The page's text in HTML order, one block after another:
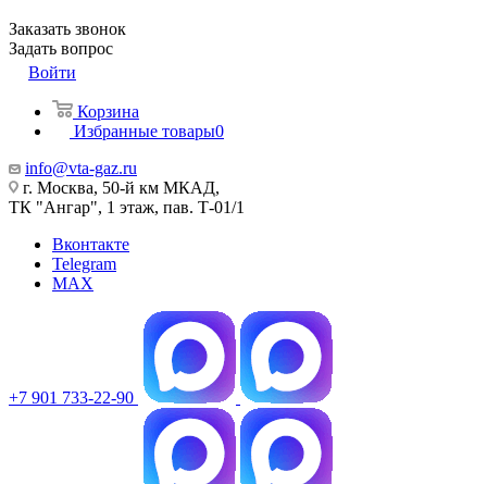
Заказать звонок
Задать вопрос
Войти
Корзина
Избранные товары0
info@vta-gaz.ru
г. Москва, 50-й км МКАД,
ТК "Ангар", 1 этаж, пав. Т-01/1
Вконтакте
Telegram
MAX
+7 901 733-22-90